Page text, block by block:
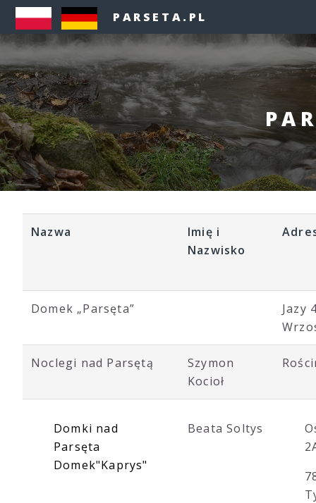
PARSETA.PL
Nazwa
Imię i
Nazwisko
Domek „Parsęta”
Jazy
Noclegi nad Parsętą
Szymon
Kocioł
Domki nad
Parsęta
Domek"Kaprys"
Beata Soltys